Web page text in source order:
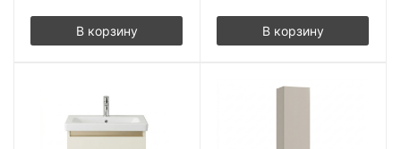
В корзину В корзину